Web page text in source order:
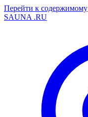
Перейти к содержимому
SAUNA .RU